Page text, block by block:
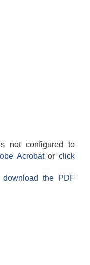
not configured to
Acrobatorclick
the PDF